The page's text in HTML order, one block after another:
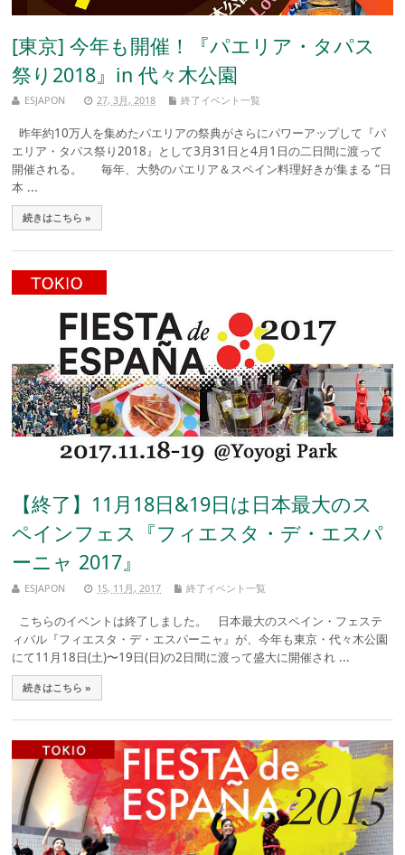
[東京] 今年も開催！『パエリア・タパス
祭り2018』in 代々木公園
ESJAPON 27, 3月, 2018 終了イベント一覧
昨年約10万人を集めたパエリアの祭典がさらにパワーアップして『パ
エリア・タパス祭り2018』として3月31日と4月1日の二日間に渡って
開催される。 毎年、大勢のパエリア＆スペイン料理好きが集まる “日
本 ...
続きはこちら »
【終了】11月18日&19日は日本最大のス
ペインフェス『フィエスタ・デ・エスパ
ーニャ 2017』
ESJAPON 15, 11月, 2017 終了イベント一覧
こちらのイベントは終了しました。 日本最大のスペイン・フェステ
ィバル『フィエスタ・デ・エスパーニャ』が、今年も東京・代々木公園
にて11月18日(土)〜19日(日)の2日間に渡って盛大に開催され ...
続きはこちら »